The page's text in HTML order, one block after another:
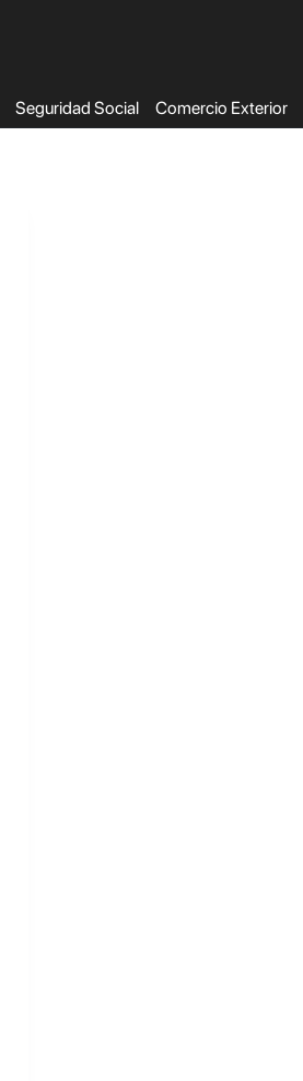
Seguridad Social Comercio Exterior